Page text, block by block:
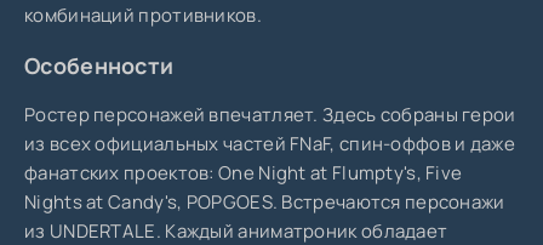
комбинаций противников.
Особенности
Ростер персонажей впечатляет. Здесь собраны герои
из всех официальных частей FNaF, спин-оффов и даже
фанатских проектов: One Night at Flumpty's, Five
Nights at Candy's, POPGOES. Встречаются персонажи
из UNDERTALE. Каждый аниматроник обладает